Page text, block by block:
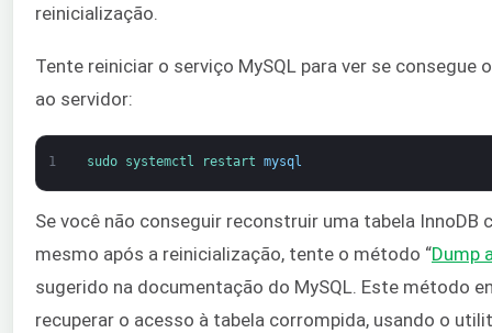
reinicialização.
Tente reiniciar o serviço MySQL para ver se consegue
ao servidor:
1 sudo systemctl restart mysql
Se você não conseguir reconstruir uma tabela InnoDB
mesmo após a reinicialização, tente o método “Dump
sugerido na documentação do MySQL. Este método
recuperar o acesso à tabela corrompida, usando o